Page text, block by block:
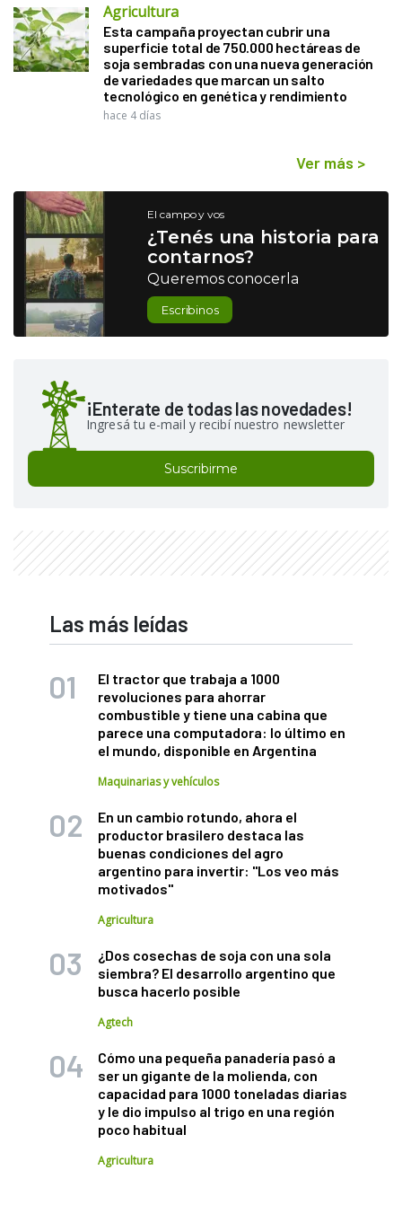
Agricultura
Esta campaña proyectan cubrir una
superficie total de 750.000 hectáreas de
soja sembradas con una nueva generación
de variedades que marcan un salto
tecnológico en genética y rendimiento
hace 4 días
Ver más >
El campo y vos
¿Tenés una historia para
contarnos?
Queremos conocerla
Escribinos
¡Enterate de todas las novedades!
Ingresá tu e-mail y recibí nuestro newsletter
Suscribirme
Las más leídas
El tractor que trabaja a 1000
revoluciones para ahorrar
combustible y tiene una cabina que
parece una computadora: lo último en
el mundo, disponible en Argentina
Maquinarias y vehículos
En un cambio rotundo, ahora el
productor brasilero destaca las
buenas condiciones del agro
argentino para invertir: "Los veo más
motivados"
Agricultura
¿Dos cosechas de soja con una sola
siembra? El desarrollo argentino que
busca hacerlo posible
Agtech
Cómo una pequeña panadería pasó a
ser un gigante de la molienda, con
capacidad para 1000 toneladas diarias
y le dio impulso al trigo en una región
poco habitual
Agricultura